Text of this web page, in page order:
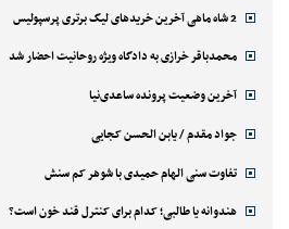
2 شاه ماهی آخرین خریدهای لیگ برتری پرسپولیس
محمدباقر خرازی به دادگاه ویژه روحانیت احضار شد
آخرین وضعیت پرونده ساعدی‌نیا
جواد مقدم / یابن الحسن کجایی
تفاوت سنی الهام حمیدی با شوهر کم سنش
هندوانه یا طالبی؛ کدام‌ برای کنترل قند خون است؟